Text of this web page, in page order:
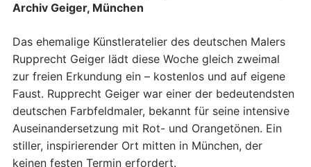
Archiv Geiger, München
Das ehemalige Künstleratelier des deutschen Malers
Rupprecht Geiger lädt diese Woche gleich zweimal
zur freien Erkundung ein – kostenlos und auf eigene
Faust. Rupprecht Geiger war einer der bedeutendsten
deutschen Farbfeldmaler, bekannt für seine intensive
Auseinandersetzung mit Rot- und Orangetönen. Ein
stiller, inspirierender Ort mitten in München, der
keinen festen Termin erfordert.